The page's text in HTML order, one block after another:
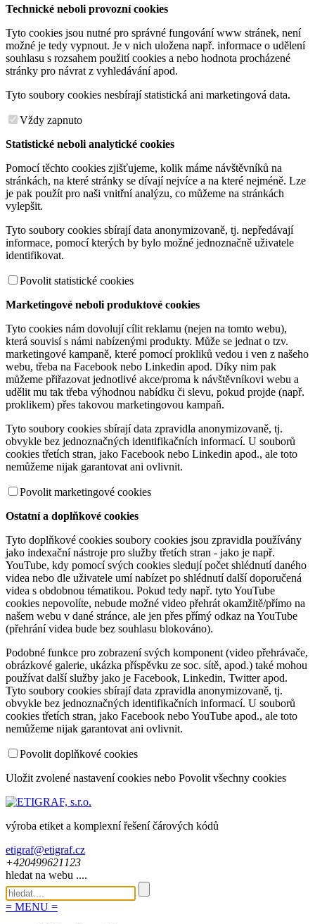
Technické neboli provozní cookies
Tyto cookies jsou nutné pro správné fungování www stránek, není
možné je tedy vypnout. Je v nich uložena např. informace o udělení
souhlasu s rozsahem použití cookies a nebo hodnota procházené
stránky pro návrat z vyhledávání apod.
Tyto soubory cookies nesbírají statistická ani marketingová data.
Vždy zapnuto
Statistické neboli analytické cookies
Pomocí těchto cookies zjišťujeme, kolik máme návštěvníků na
stránkách, na které stránky se dívají nejvíce a na které nejméně. Lze
je pak použít pro naši vnitřní analýzu, co můžeme na stránkách
vylepšit.
Tyto soubory cookies sbírají data anonymizovaně, tj. nepředávají
informace, pomocí kterých by bylo možné jednoznačně uživatele
identifikovat.
Povolit statistické cookies
Marketingové neboli produktové cookies
Tyto cookies nám dovolují cílit reklamu (nejen na tomto webu),
která souvisí s námi nabízenými produkty. Může se jednat o tzv.
marketingové kampaně, které pomocí prokliků vedou i ven z našeho
webu, třeba na Facebook nebo Linkedin apod. Díky nim pak
můžeme přiřazovat jednotlivé akce/proma k návštěvníkovi webu a
udělit mu tak třeba výhodnou nabídku či slevu, pokud projde (např.
proklikem) přes takovou marketingovou kampaň.
Tyto soubory cookies sbírají data zpravidla anonymizovaně, tj.
obvykle bez jednoznačných identifikačních informací. U souborů
cookies třetích stran, jako Facebook nebo Linkedin apod., ale toto
nemůžeme nijak garantovat ani ovlivnit.
Povolit marketingové cookies
Ostatní a doplňkové cookies
Tyto doplňkové cookies soubory cookies jsou zpravidla používány
jako indexační nástroje pro služby třetích stran - jako je např.
YouTube, kdy pomocí svých cookies sledují počet shlédnutí daného
videa nebo dle uživatele umí nabízet po shlédnutí další doporučená
videa s obdobnou tématikou. Pokud tedy např. tyto YouTube
cookies nepovolíte, nebude možné video přehrát okamžitě/přímo na
našem webu v dané stránce, ale jen přes přímý odkaz na YouTube
(přehrání videa bude bez souhlasu blokováno).
Podobné funkce pro zobrazení svých komponent (video přehrávače,
obrázkové galerie, ukázka příspěvku ze soc. sítě, apod.) také mohou
používat další služby jako je Facebook, Linkedin, Twitter apod.
Tyto soubory cookies sbírají data zpravidla anonymizovaně, tj.
obvykle bez jednoznačných identifikačních informací. U souborů
cookies třetích stran, jako Facebook nebo YouTube apod., ale toto
nemůžeme nijak garantovat ani ovlivnit.
Povolit doplňkové cookies
Uložit zvolené nastavení cookies nebo Povolit všechny cookies
výroba etiket a komplexní řešení čárových kódů
etigraf@etigraf.cz
+420499621 123
hledat na webu ....
= MENU =